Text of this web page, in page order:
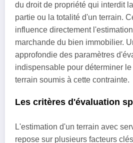
du droit de propriété qui interdit
partie ou la totalité d'un terrain.
influence directement
marchande du bien immobilier.
approfondie des paramètres
indispensable pour déterminer
terrain soumis à cette contrainte.
Les critères d'évaluation
L'estimation d'un terrain avec
repose sur plusieurs facteurs